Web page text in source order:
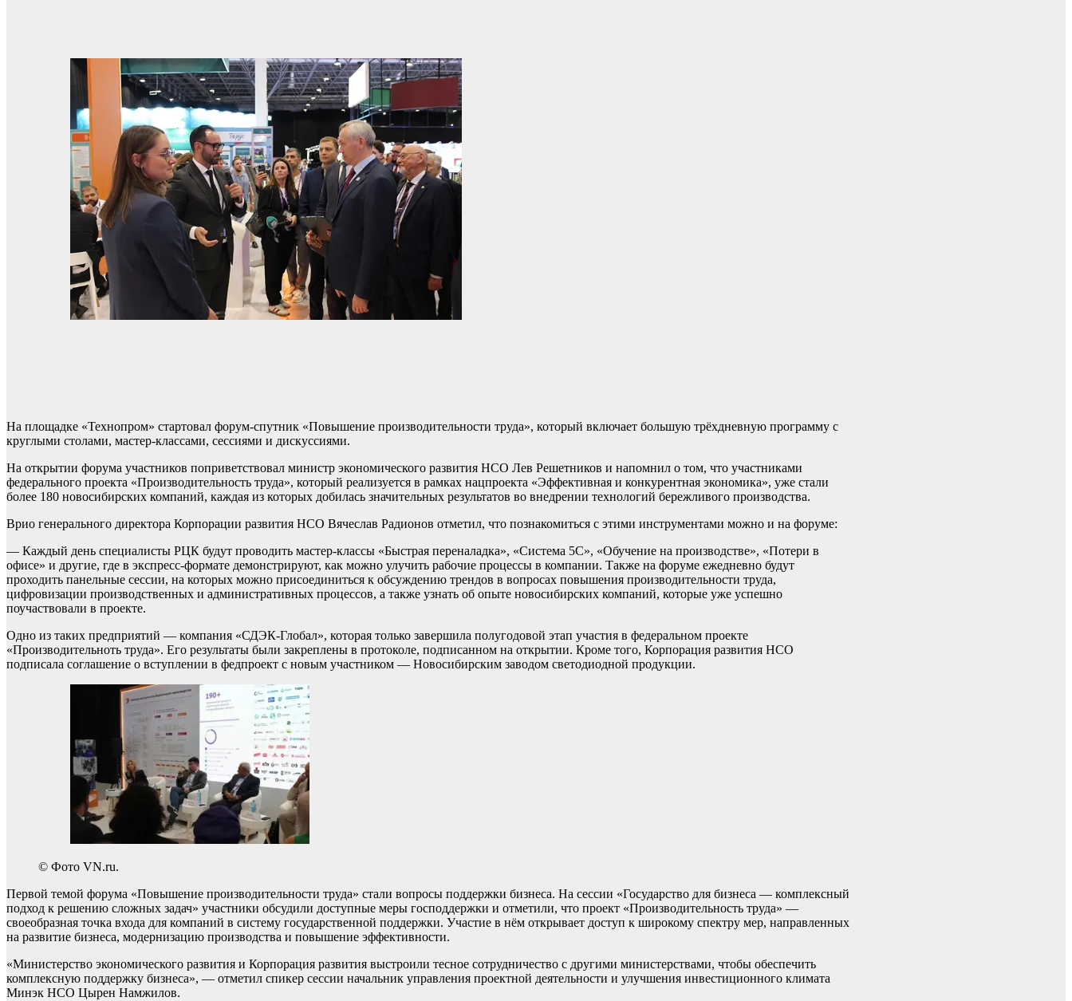
На площадке «Технопром» стартовал форум-спутник «Повышение производительности труда», который включает большую трёхдневную программу с
круглыми столами, мастер-классами, сессиями и дискуссиями.
На открытии форума участников поприветствовал министр экономического развития НСО Лев Решетников и напомнил о том, что участниками
федерального проекта «Производительность труда», который реализуется в рамках нацпроекта «Эффективная и конкурентная экономика», уже стали
более 180 новосибирских компаний, каждая из которых добилась значительных результатов во внедрении технологий бережливого производства.
Врио генерального директора Корпорации развития НСО Вячеслав Радионов отметил, что познакомиться с этими инструментами можно и на форуме:
— Каждый день специалисты РЦК будут проводить мастер-классы «Быстрая переналадка», «Система 5С», «Обучение на производстве», «Потери в
офисе» и другие, где в экспресс-формате демонстрируют, как можно улучить рабочие процессы в компании. Также на форуме ежедневно будут
проходить панельные сессии, на которых можно присоединиться к обсуждению трендов в вопросах повышения производительности труда,
цифровизации производственных и административных процессов, а также узнать об опыте новосибирских компаний, которые уже успешно
поучаствовали в проекте.
Одно из таких предприятий — компания «СДЭК-Глобал», которая только завершила полугодовой этап участия в федеральном проекте
«Производительноть труда». Его результаты были закреплены в протоколе, подписанном на открытии. Кроме того, Корпорация развития НСО
подписала соглашение о вступлении в федпроект с новым участником — Новосибирским заводом светодиодной продукции.
© Фото VN.ru.
Первой темой форума «Повышение производительности труда» стали вопросы поддержки бизнеса. На сессии «Государство для бизнеса — комплексный
подход к решению сложных задач» участники обсудили доступные меры господдержки и отметили, что проект «Производительность труда» —
своеобразная точка входа для компаний в систему государственной поддержки. Участие в нём открывает доступ к широкому спектру мер, направленных
на развитие бизнеса, модернизацию производства и повышение эффективности.
«Министерство экономического развития и Корпорация развития выстроили тесное сотрудничество с другими министерствами, чтобы обеспечить
комплексную поддержку бизнеса», — отметил спикер сессии начальник управления проектной деятельности и улучшения инвестиционного климата
Минэк НСО Цырен Намжилов.